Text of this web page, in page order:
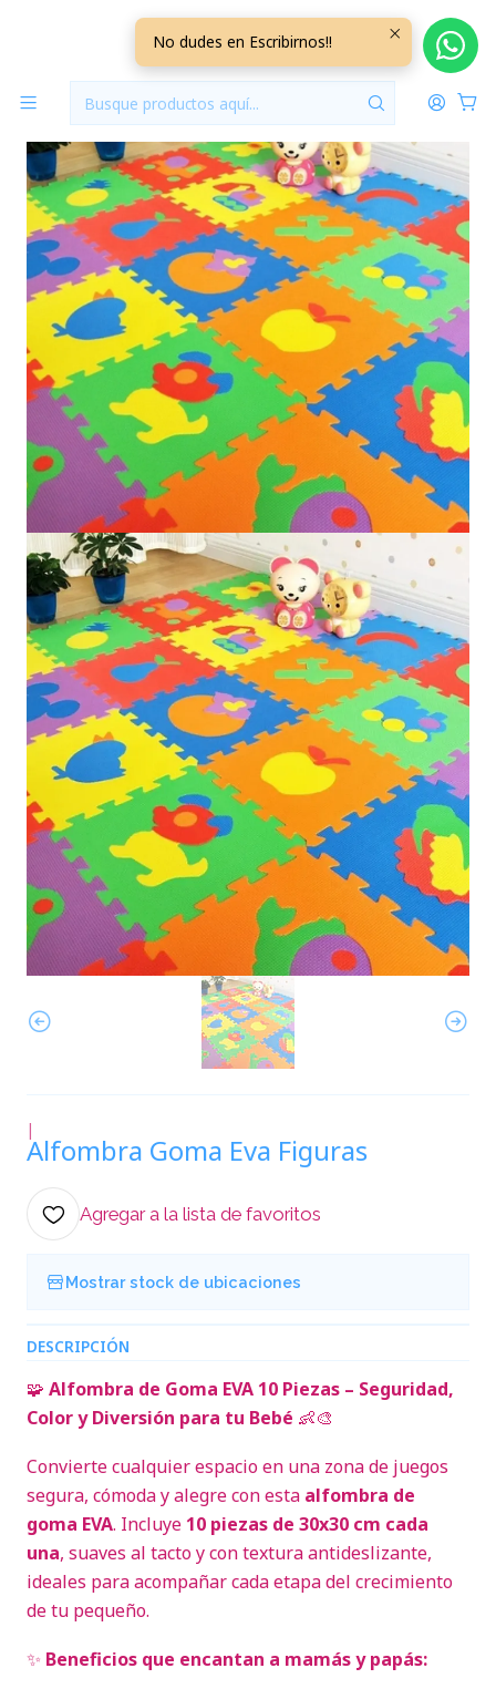
Jugueteria Alfombra Goma Eva Figuras
|
Alfombra Goma Eva Figuras
Agregar a la lista de favoritos
Mostrar stock de ubicaciones
DESCRIPCIÓN
🧩 Alfombra de Goma EVA 10 Piezas – Seguridad,
Color y Diversión para tu Bebé 👶🎨
Convierte cualquier espacio en una zona de juegos
segura, cómoda y alegre con esta alfombra de
goma EVA. Incluye 10 piezas de 30x30 cm cada
una, suaves al tacto y con textura antideslizante,
ideales para acompañar cada etapa del crecimiento
de tu pequeño.
✨ Beneficios que encantan a mamás y papás:
No dudes en Escribirnos!!